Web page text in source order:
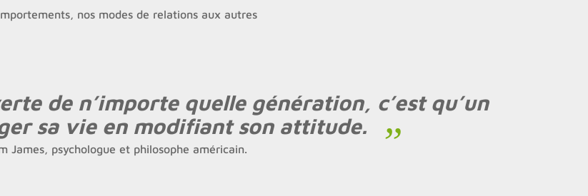
nos modes de relations aux autres
de n’importe quelle génération, c’est qu’un
sa vie en modifiant son attitude.
James, psychologue et philosophe américain.